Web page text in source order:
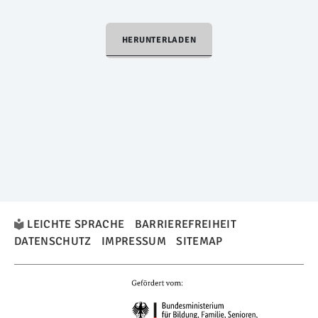
HERUNTERLADEN
LEICHTE SPRACHE
BARRIEREFREIHEIT
DATENSCHUTZ
IMPRESSUM SITEMAP